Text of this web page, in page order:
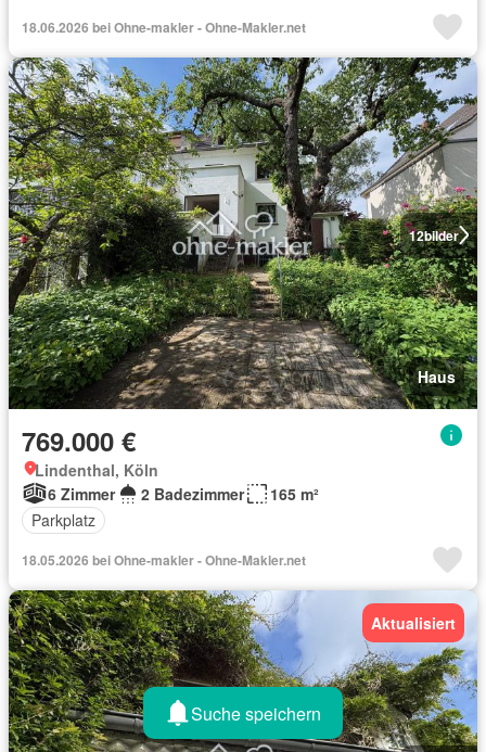
18.06.2026 bei Ohne-makler - Ohne-Makler.net
12bilder
Haus
769.000 €
Lindenthal, Köln
6 Zimmer
2 Badezimmer
165 m²
Parkplatz
18.05.2026 bei Ohne-makler - Ohne-Makler.net
Aktualisiert
Suche speichern